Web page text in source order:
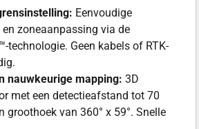
Eenvoudige
en zoneaanpassing via de
technologie. Geen kabels of RTK-
nauwkeurige mapping:3D
met een detectieafstand tot 70
groothoek van 360° x 59°. Snelle